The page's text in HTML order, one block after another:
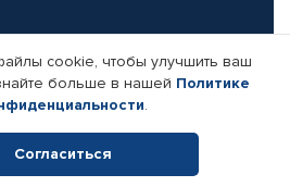
Реквизиты компании
cookie, чтобы улучшить ваш
больше в нашей Политике
.
Согласиться